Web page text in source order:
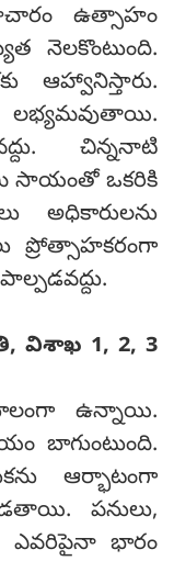
ఉత్సాహం
నెలకొంటుంది.
ఆహ్వానిస్తారు.
లభ్యమవుతాయి.
చిన్ననాటి
మీ సాయంతో ఒకరికి
అధికారులను
ప్రోత్సాహకరంగా
విశాఖ 1, 2, 3
ఉన్నాయి.
బాగుంటుంది.
ఆర్భాటంగా
పనులు,
ఎవరిపైనా భారం